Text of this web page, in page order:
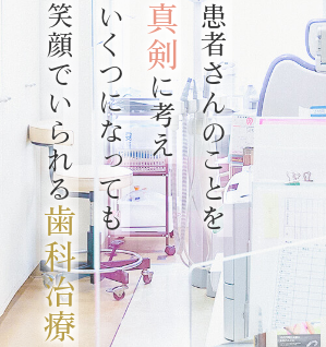
患者さんのことを
真剣
に考え
いくつになっても
笑顔でいられる
歯科治療